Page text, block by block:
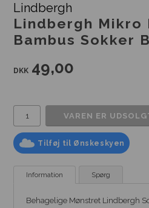
Lindbergh
Lindbergh Mikro
Bambus Sokker
DKK 49,00
Tilføj til Ønskeskyen
Information Spørg
Behagelige Mønstret Lindbergh